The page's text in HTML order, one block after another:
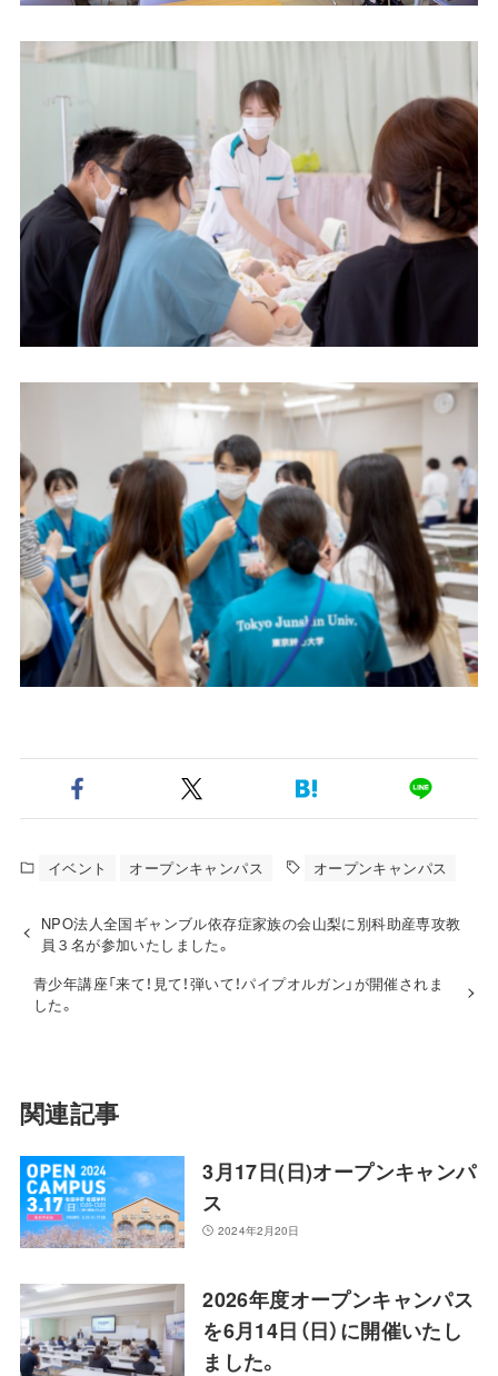
イベント オープンキャンパス オープンキャンパス
NPO法人全国ギャンブル依存症家族の会山梨に別科助産専攻教
員３名が参加いたしました。
青少年講座「来て！見て！弾いて！パイプオルガン」が開催されま
した。
関連記事
3月17日(日)オープンキャンパ
ス
2024年2月20日
2026年度オープンキャンパス
を6月14日（日）に開催いたし
ました。